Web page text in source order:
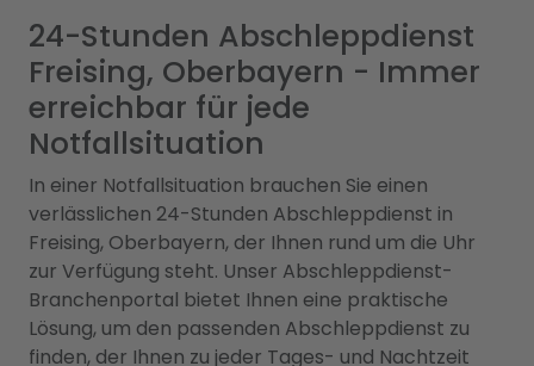
24-Stunden Abschleppdienst
Freising, Oberbayern - Immer
erreichbar für jede
Notfallsituation
In einer Notfallsituation brauchen Sie einen
verlässlichen 24-Stunden Abschleppdienst in
Freising, Oberbayern, der Ihnen rund um die Uhr
zur Verfügung steht. Unser Abschleppdienst-
Branchenportal bietet Ihnen eine praktische
Lösung, um den passenden Abschleppdienst zu
finden, der Ihnen zu jeder Tages- und Nachtzeit